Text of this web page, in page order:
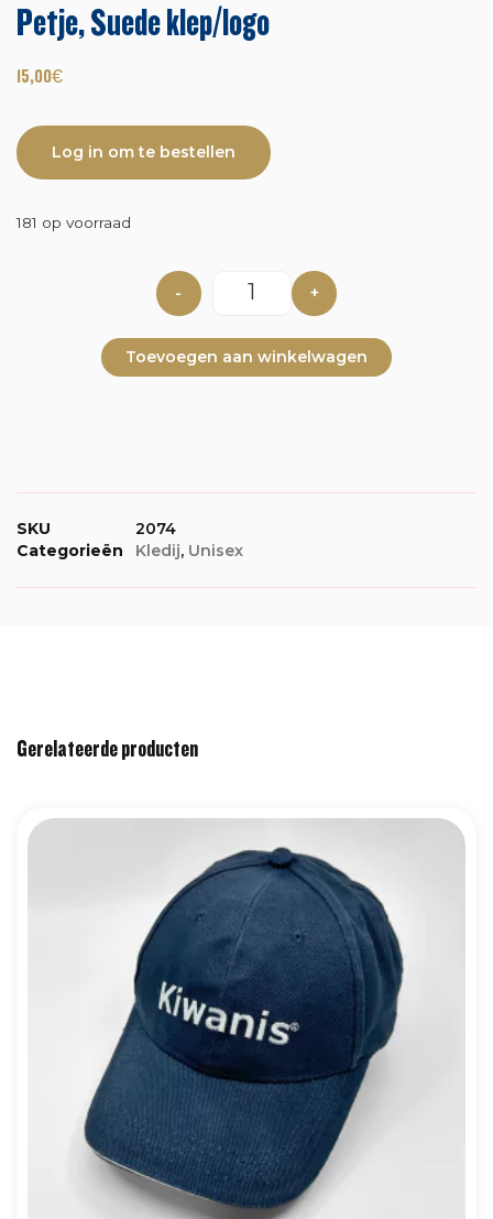
Petje, Suede klep/logo
15,00€
Log in om te bestellen
181 op voorraad
- +
Toevoegen aan winkelwagen
SKU
2074
Categorieën
Kledij, Unisex
Gerelateerde producten